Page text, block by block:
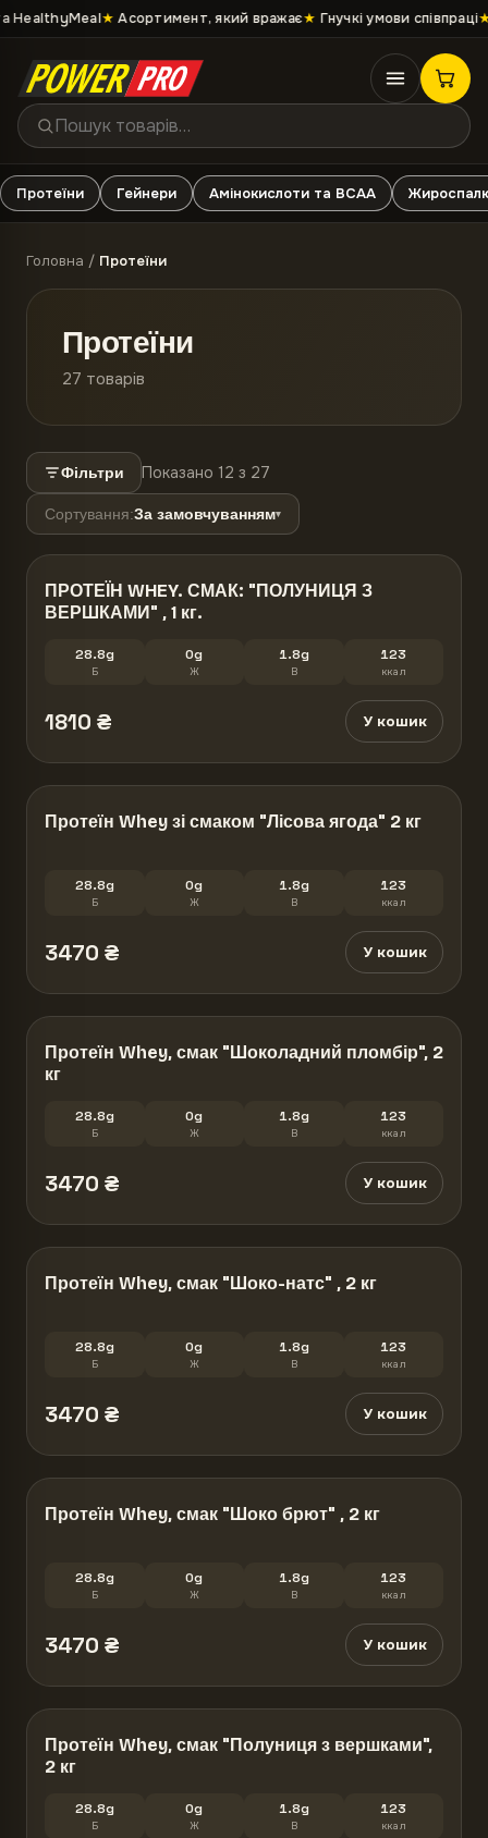
★ Асортимент, який вражає★ Гнучкі умови співпраці★
Протеїни Гейнери Амінокислоти та ВСАА
Головна / Протеїни
Протеїни
27 товарів
Фільтри Показано 12 з 27
Сортування:За замовчуванням▾
ПРОТЕЇН WHEY. СМАК: "ПОЛУНИЦЯ З
ВЕРШКАМИ" , 1 кг.
28.8g
Б
0g
Ж
1.8g
В
123
ккал
1810 ₴ У кошик
Протеїн Whey зі смаком "Лісова ягода" 2 кг
28.8g
Б
0g
Ж
1.8g
В
123
ккал
3470 ₴ У кошик
Протеїн Whey, смак "Шоколадний пломбір", 2
кг
28.8g
Б
0g
Ж
1.8g
В
123
ккал
3470 ₴ У кошик
Протеїн Whey, смак "Шоко-натс" , 2 кг
28.8g
Б
0g
Ж
1.8g
В
123
ккал
3470 ₴ У кошик
Протеїн Whey, смак "Шоко брют" , 2 кг
28.8g
Б
0g
Ж
1.8g
В
123
ккал
3470 ₴ У кошик
Протеїн Whey, смак "Полуниця з вершками",
2 кг
28.8g
Б
0g
Ж
1.8g
В
123
ккал